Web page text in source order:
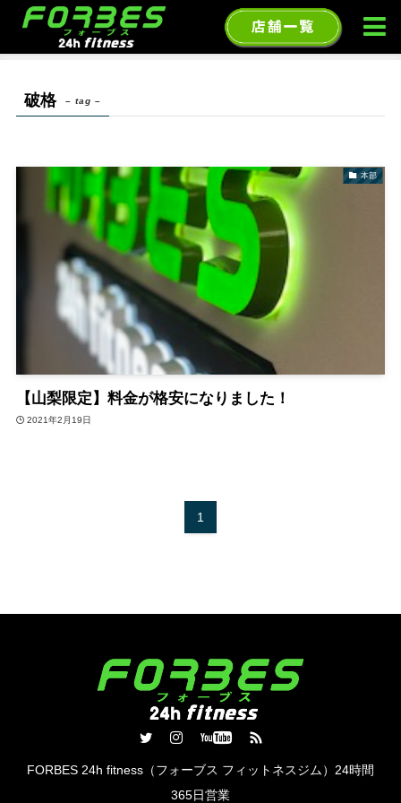
ホーム 破格
破格 – tag –
本部
【山梨限定】料金が格安になりました！
2021年2月19日
1
FORBES 24h fitness（フォーブス フィットネスジム）24時間
365日営業